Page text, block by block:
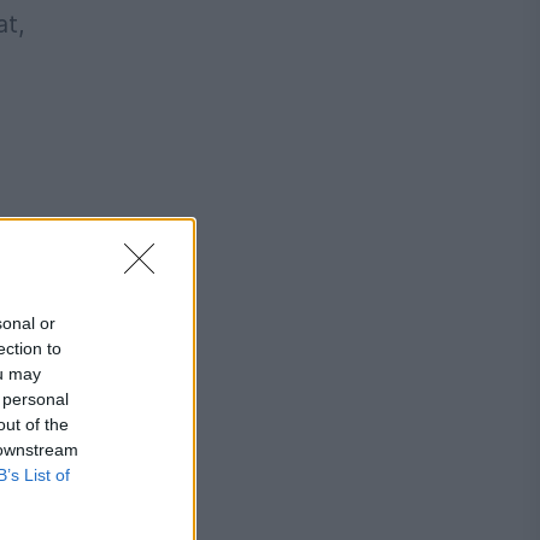
or
to
may
of the
List of